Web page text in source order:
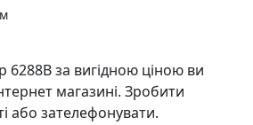
6288B за вигідною ціною ви
магазині. Зробити
або зателефонувати.